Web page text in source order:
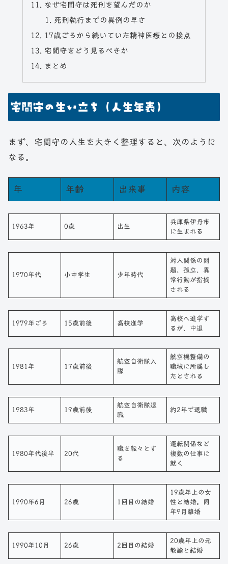
なぜ宅間守は死刑を望んだのか
死刑執行までの異例の早さ
17歳ごろから続いていた精神医療との接点
宅間守をどう見るべきか
まとめ
宅間守の生い立ち（人生年表）
まず、宅間守の人生を大きく整理すると、次のように
なる。
年 年齢 出来事 内容
1963年 0歳 出生
兵庫県伊丹市
に生まれる
1970年代 小中学生 少年時代
対人関係の問
題、孤立、異
常行動が指摘
される
1979年ごろ 15歳前後 高校進学
高校へ進学す
るが、中退
1981年 17歳前後
航空自衛隊入
隊
航空機整備の
職域に所属し
たとされる
1983年 19歳前後
航空自衛隊退
職
約2年で退職
1980年代後半 20代
職を転々とす
る
運転関係など
複数の仕事に
就く
1990年6月 26歳 1回目の結婚
19歳年上の女
性と結婚。同
年9月離婚
1990年10月 26歳 2回目の結婚
20歳年上の元
教諭と結婚